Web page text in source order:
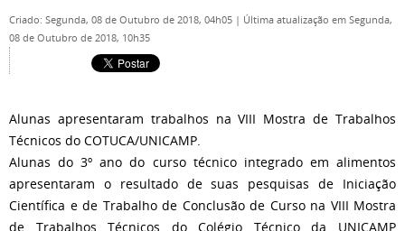
Criado: Segunda, 08 de Outubro de 2018, 04h05 | Última atualização em Segunda,
08 de Outubro de 2018, 10h35
Alunas apresentaram trabalhos na VIII Mostra de Trabalhos
Técnicos do COTUCA/UNICAMP.
Alunas do 3º ano do curso técnico integrado em alimentos
apresentaram o resultado de suas pesquisas de Iniciação
Científica e de Trabalho de Conclusão de Curso na VIII Mostra
de Trabalhos Técnicos do Colégio Técnico da UNICAMP